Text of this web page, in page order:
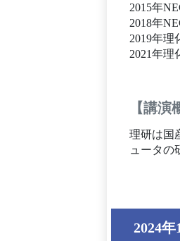
2015年
2018年
2019年理
2021年
【講演
理研は国
ュータの
2024